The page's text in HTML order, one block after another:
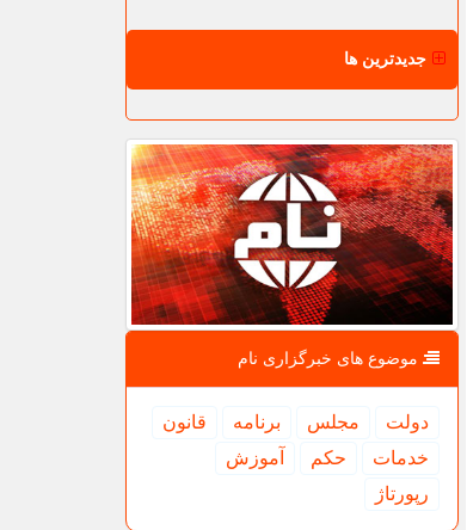
جدیدترین ها
موضوع های خبرگزاری نام
دولت مجلس برنامه
قانون
خدمات
حكم
آموزش
رپورتاژ